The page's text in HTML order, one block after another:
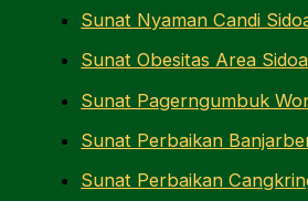
Sunat Nyaman Candi
Sunat Obesitas Area
Sunat Pagerngumbuk
Sunat Perbaikan
Sunat Perbaikan